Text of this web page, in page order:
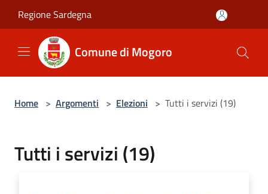
Regione Sardegna
Comune di Mogoro
Home > Argomenti > Elezioni > Tutti i servizi (19)
Tutti i servizi (19)